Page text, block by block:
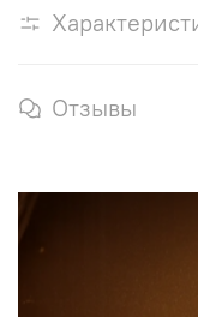
Отзывы